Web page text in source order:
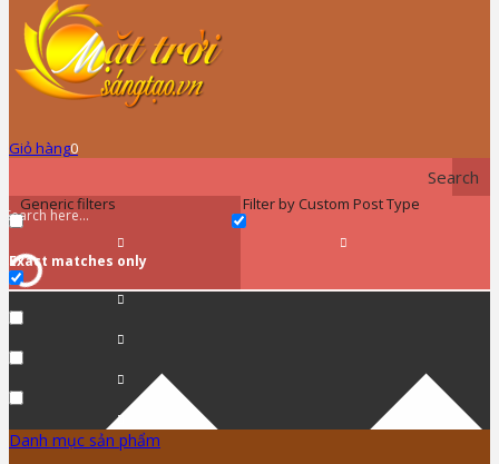
Giỏ hàng0
Search
Generic filters
Exact matches only
Filter by Custom Post Type
Danh mục sản phẩm